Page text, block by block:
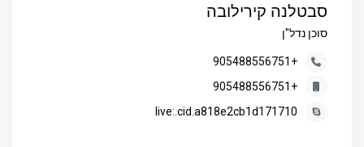
סבטלנה קירילובה
סוכן נדל"ן
+905488556751
+905488556751
live:.cid.a818e2cb1d171710